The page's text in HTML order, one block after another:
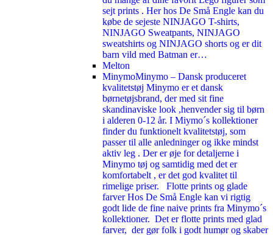
sejt prints . Her hos De Små Engle kan du
købe de sejeste NINJAGO T-shirts,
NINJAGO Sweatpants, NINJAGO
sweatshirts og NINJAGO shorts og er dit
barn vild med Batman er…
Melton
MinymoMinymo – Dansk produceret
kvalitetstøj Minymo er et dansk
børnetøjsbrand, der med sit fine
skandinaviske look ,henvender sig til børn
i alderen 0-12 år. I Miymo´s kollektioner
finder du funktionelt kvalitetstøj, som
passer til alle anledninger og ikke mindst
aktiv leg . Der er øje for detaljerne i
Minymo tøj og samtidig med det er
komfortabelt , er det god kvalitet til
rimelige priser. Flotte prints og glade
farver Hos De Små Engle kan vi rigtig
godt lide de fine naive prints fra Minymo´s
kollektioner. Det er flotte prints med glad
farver, der gør folk i godt humør og skaber